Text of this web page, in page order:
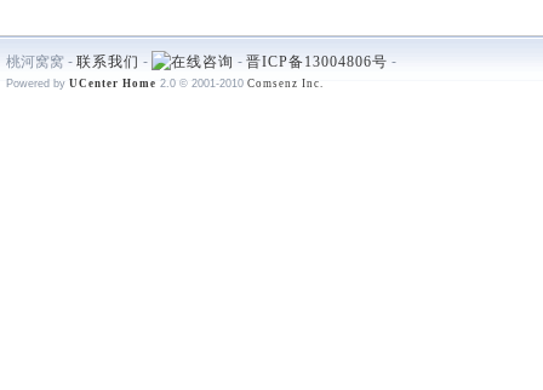
桃河窝窝 - 联系我们 - - 晋ICP备13004806号 -
Powered by UCenter Home 2.0 © 2001-2010 Comsenz Inc.